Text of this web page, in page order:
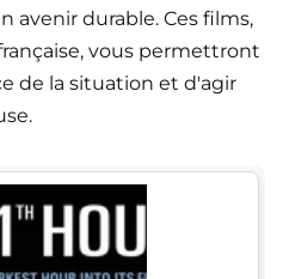
durable. Ces films,
vous permettront
de la situation et d'agir